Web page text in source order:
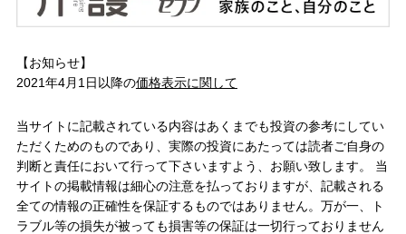
【お知らせ】
2021年4月1日以降の価格表示に関して
当サイトに記載されている内容はあくまでも投資の参考にしてい
ただくためのものであり、実際の投資にあたっては読者ご自身の
判断と責任において行って下さいますよう、お願い致します。 当
サイトの掲載情報は細心の注意を払っておりますが、記載される
全ての情報の正確性を保証するものではありません。万が一、ト
ラブル等の損失が被っても損害等の保証は一切行っておりません